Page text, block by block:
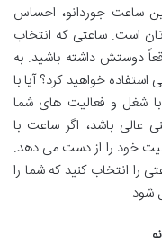
ساعت جوردانو، احساس
است. ساعتی که انتخاب
دوستش داشته باشید. به
خواهید کرد؟ آیا با
شغل و فعالیت های شما
عالی باشد، اگر ساعت با
خود را از دست می دهد.
انتخاب کنید که شما را
شود.